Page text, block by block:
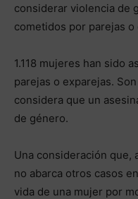
considerar violencia de
cometidos por parejas o
1.118 mujeres han sido
parejas o exparejas.
considera que un
de género.
Una consideración que,
no abarca otros casos
vida de una mujer por